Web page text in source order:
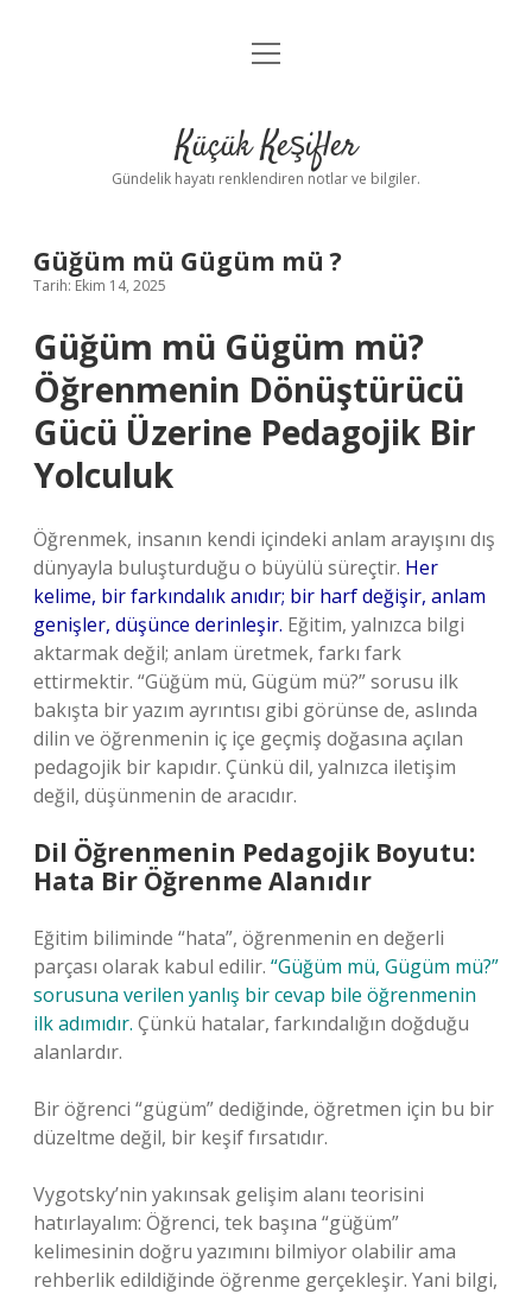
Anasayfa
Yasal Uyarı
menüyü
Küçük Keşifler
Gündelik hayatı renklendiren notlar ve bilgiler.
Güğüm mü Gügüm mü ?
Tarih: Ekim 14, 2025
Güğüm mü Gügüm mü?
Öğrenmenin Dönüştürücü
Gücü Üzerine Pedagojik Bir
Yolculuk
Öğrenmek, insanın kendi içindeki anlam arayışını dış
dünyayla buluşturduğu o büyülü süreçtir. Her
kelime, bir farkındalık anıdır; bir harf değişir, anlam
genişler, düşünce derinleşir. Eğitim, yalnızca bilgi
aktarmak değil; anlam üretmek, farkı fark
ettirmektir. “Güğüm mü, Gügüm mü?” sorusu ilk
bakışta bir yazım ayrıntısı gibi görünse de, aslında
dilin ve öğrenmenin iç içe geçmiş doğasına açılan
pedagojik bir kapıdır. Çünkü dil, yalnızca iletişim
değil, düşünmenin de aracıdır.
Dil Öğrenmenin Pedagojik Boyutu:
Hata Bir Öğrenme Alanıdır
Eğitim biliminde “hata”, öğrenmenin en değerli
parçası olarak kabul edilir. “Güğüm mü, Gügüm mü?”
sorusuna verilen yanlış bir cevap bile öğrenmenin
ilk adımıdır. Çünkü hatalar, farkındalığın doğduğu
alanlardır.
Bir öğrenci “gügüm” dediğinde, öğretmen için bu bir
düzeltme değil, bir keşif fırsatıdır.
Vygotsky’nin yakınsak gelişim alanı teorisini
hatırlayalım: Öğrenci, tek başına “güğüm”
kelimesinin doğru yazımını bilmiyor olabilir ama
rehberlik edildiğinde öğrenme gerçekleşir. Yani bilgi,